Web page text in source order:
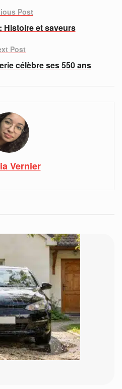
Post
Histoire et saveurs
Post
célèbre ses 550 ans
Vernier